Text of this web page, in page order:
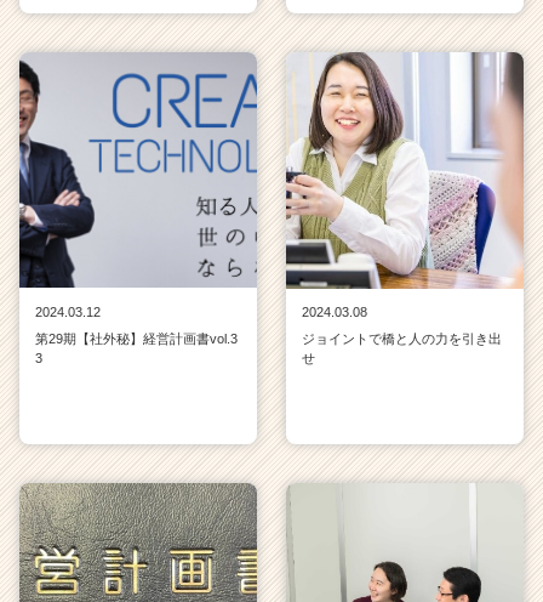
2024.03.12
第29期【社外秘】経営計画書vol.3
3
2024.03.08
ジョイントで橋と人の力を引き出
せ